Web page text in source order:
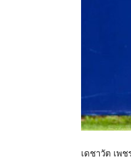
เดชาวัต เพ